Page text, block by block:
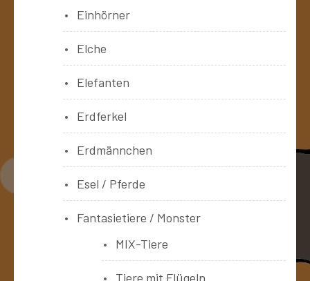
Einhörner
Elche
Elefanten
Erdferkel
Erdmännchen
Esel / Pferde
Fantasietiere / Monster
MIX-Tiere
Tiere mit Flügeln